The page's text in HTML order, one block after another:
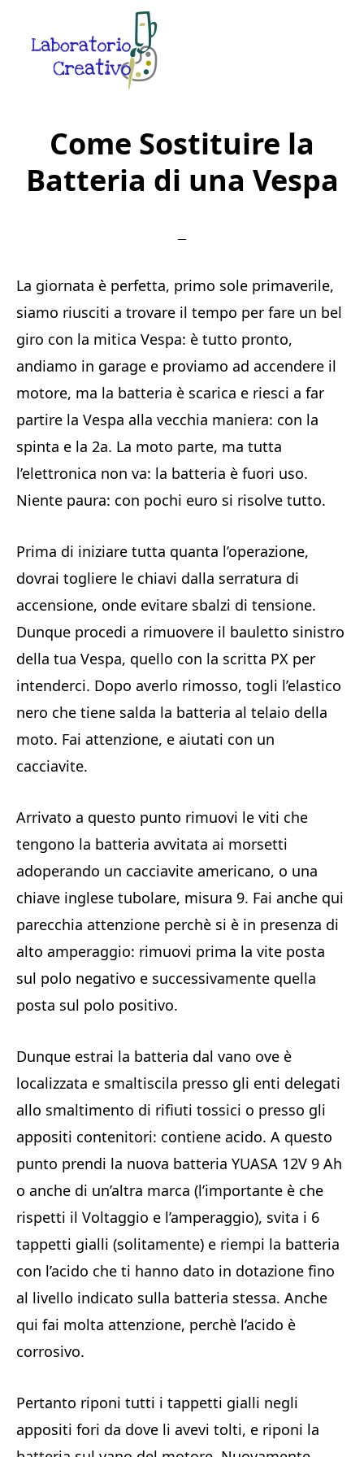
primary
Creative
Rete
Come Sostituire la
Batteria di una Vespa
La giornata è perfetta, primo sole primaverile,
siamo riusciti a trovare il tempo per fare un bel
giro con la mitica Vespa: è tutto pronto,
andiamo in garage e proviamo ad accendere il
motore, ma la batteria è scarica e riesci a far
partire la Vespa alla vecchia maniera: con la
spinta e la 2a. La moto parte, ma tutta
l’elettronica non va: la batteria è fuori uso.
Niente paura: con pochi euro si risolve tutto.
Prima di iniziare tutta quanta l’operazione,
dovrai togliere le chiavi dalla serratura di
accensione, onde evitare sbalzi di tensione.
Dunque procedi a rimuovere il bauletto sinistro
della tua Vespa, quello con la scritta PX per
intenderci. Dopo averlo rimosso, togli l’elastico
nero che tiene salda la batteria al telaio della
moto. Fai attenzione, e aiutati con un
cacciavite.
Arrivato a questo punto rimuovi le viti che
tengono la batteria avvitata ai morsetti
adoperando un cacciavite americano, o una
chiave inglese tubolare, misura 9. Fai anche qui
parecchia attenzione perchè si è in presenza di
alto amperaggio: rimuovi prima la vite posta
sul polo negativo e successivamente quella
posta sul polo positivo.
Dunque estrai la batteria dal vano ove è
localizzata e smaltiscila presso gli enti delegati
allo smaltimento di rifiuti tossici o presso gli
appositi contenitori: contiene acido. A questo
punto prendi la nuova batteria YUASA 12V 9 Ah
o anche di un’altra marca (l’importante è che
rispetti il Voltaggio e l’amperaggio), svita i 6
tappetti gialli (solitamente) e riempi la batteria
con l’acido che ti hanno dato in dotazione fino
al livello indicato sulla batteria stessa. Anche
qui fai molta attenzione, perchè l’acido è
corrosivo.
Pertanto riponi tutti i tappetti gialli negli
appositi fori da dove li avevi tolti, e riponi la